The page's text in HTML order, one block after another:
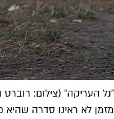
"נל העריקה" (צילום: רוברט
מזמן לא ראינו סדרה שהיא